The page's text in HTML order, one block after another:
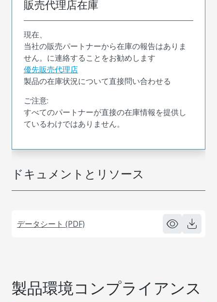
ドキュメントとリソース
データシート (PDF)
販売代理店在庫
現在、
当社の販売パートナーから在庫の報告はありま
せん。に連絡することをお勧めします
優先販売代理店
製品の在庫状況について直接問い合わせる
ご注意:
すべてのパートナーが直接の在庫情報を提供し
ているわけではありません。
製品環境コンプライアンス